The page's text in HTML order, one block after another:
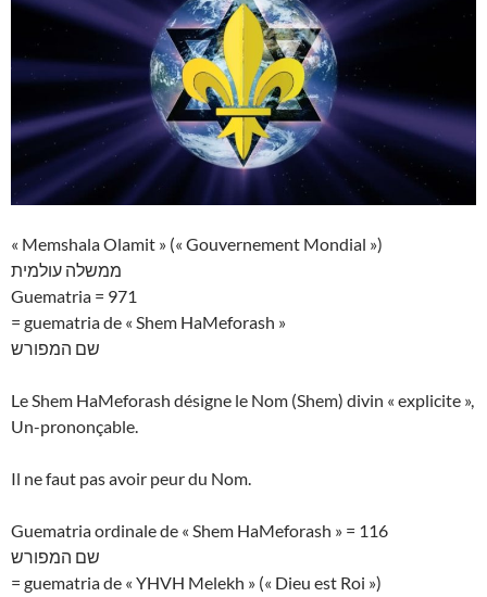
« Memshala Olamit » (« Gouvernement Mondial »)
ממשלה עולמית
Guematria = 971
= guematria de « Shem HaMeforash »
שם המפורש
Le Shem HaMeforash désigne le Nom (Shem) divin « explicite »,
Un-prononçable.
Il ne faut pas avoir peur du Nom.
Guematria ordinale de « Shem HaMeforash » = 116
שם המפורש
= guematria de « YHVH Melekh » (« Dieu est Roi »)